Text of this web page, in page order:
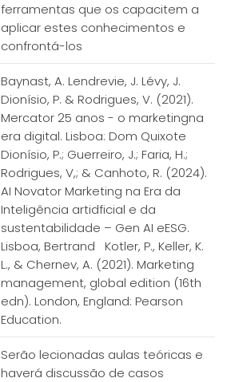
ferramentas que os capacitem a
aplicar estes conhecimentos e
confrontá-los
Baynast, A. Lendrevie, J. Lévy, J.
Dionísio, P. & Rodrigues, V. (2021).
Mercator 25 anos - o marketingna
era digital. Lisboa: Dom Quixote
Dionísio, P.; Guerreiro, J.; Faria, H.;
Rodrigues, V,; & Canhoto, R. (2024).
AI Novator Marketing na Era da
Inteligência artidficial e da
sustentabilidade – Gen AI eESG.
Lisboa, Bertrand Kotler, P., Keller, K.
L., & Chernev, A. (2021). Marketing
management, global edition (16th
edn). London, England: Pearson
Education.
Serão lecionadas aulas teóricas e
haverá discussão de casos